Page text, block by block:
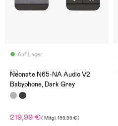
Auf Lager
(5)
Neonate N65-NA Audio V2
Babyphone, Dark Grey
219,99 €(Mitgl. 199,99 €)